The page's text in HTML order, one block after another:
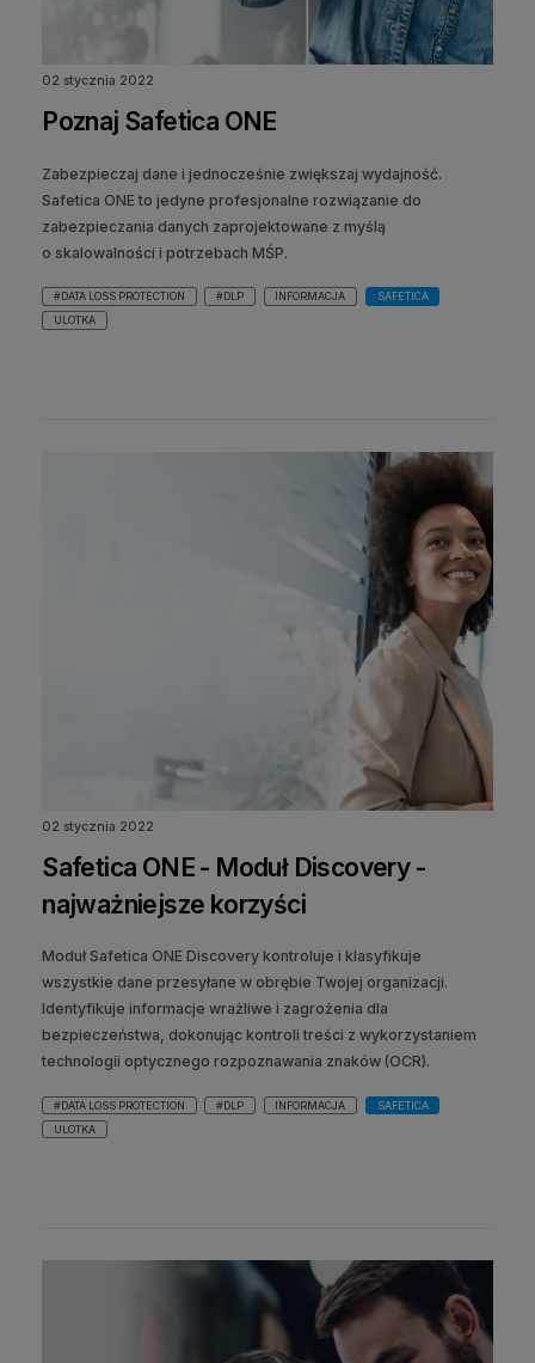
02 stycznia 2022
Poznaj Safetica ONE
Zabezpieczaj dane i jednocześnie zwiększaj wydajność.
Safetica ONE to jedyne profesjonalne rozwiązanie do
zabezpieczania danych zaprojektowane z myślą
o skalowalności i potrzebach MŚP.
#DATA LOSS PROTECTION #DLP INFORMACJA
SAFETICA
ULOTKA
02 stycznia 2022
Safetica ONE - Moduł Discovery -
najważniejsze korzyści
Moduł Safetica ONE Discovery kontroluje i klasyfikuje
wszystkie dane przesyłane w obrębie Twojej organizacji.
Identyfikuje informacje wrażliwe i zagrożenia dla
bezpieczeństwa, dokonując kontroli treści z wykorzystaniem
technologii optycznego rozpoznawania znaków (OCR).
#DATA LOSS PROTECTION #DLP INFORMACJA
SAFETICA
ULOTKA